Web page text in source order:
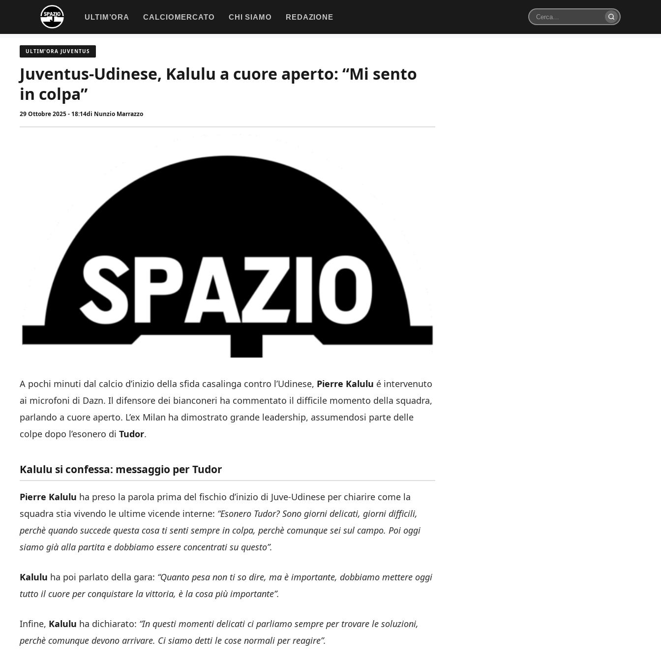
contenuto
ULTIM’ORA CALCIOMERCATO CHI SIAMO REDAZIONE
Cerca
ULTIM'ORA JUVENTUS
Juventus-Udinese, Kalulu a cuore aperto: “Mi sento
in colpa”
29 Ottobre 2025 - 18:14di Nunzio Marrazzo
A pochi minuti dal calcio d’inizio della sfida casalinga contro l’Udinese, Pierre Kalulu é intervenuto
ai microfoni di Dazn. Il difensore dei bianconeri ha commentato il difficile momento della squadra,
parlando a cuore aperto. L’ex Milan ha dimostrato grande leadership, assumendosi parte delle
colpe dopo l’esonero di Tudor.
Kalulu si confessa: messaggio per Tudor
Pierre Kalulu ha preso la parola prima del fischio d’inizio di Juve-Udinese per chiarire come la
squadra stia vivendo le ultime vicende interne: “Esonero Tudor? Sono giorni delicati, giorni difficili,
perchè quando succede questa cosa ti senti sempre in colpa, perchè comunque sei sul campo. Poi oggi
siamo già alla partita e dobbiamo essere concentrati su questo”.
Kalulu ha poi parlato della gara: “Quanto pesa non ti so dire, ma è importante, dobbiamo mettere oggi
tutto il cuore per conquistare la vittoria, è la cosa più importante”.
Infine, Kalulu ha dichiarato: “In questi momenti delicati ci parliamo sempre per trovare le soluzioni,
perchè comunque devono arrivare. Ci siamo detti le cose normali per reagire”.